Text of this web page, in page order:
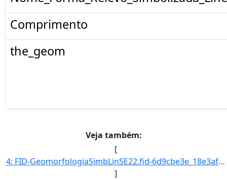
Comprimento
the_geom
Veja também:
[
4: FID-GeomorfologiaSimbLinSE22.fid-6d9cbe3e_18e3af5da6c_-21c5-Folha-SE22-Codigo_Grupo_Genese-4-Nome_Gr]
]